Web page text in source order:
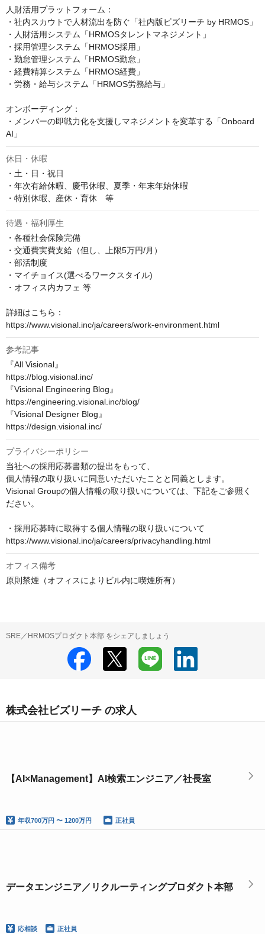
人財活用プラットフォーム：
・社内スカウトで人材流出を防ぐ「社内版ビズリーチ by HRMOS」
・人財活用システム「HRMOSタレントマネジメント」
・採用管理システム「HRMOS採用」
・勤怠管理システム「HRMOS勤怠」
・経費精算システム「HRMOS経費」
・労務・給与システム「HRMOS労務給与」
オンボーディング：
・メンバーの即戦力化を支援しマネジメントを変革する「Onboard
AI」
休日・休暇
・土・日・祝日
・年次有給休暇、慶弔休暇、夏季・年末年始休暇
・特別休暇、産休・育休　等
待遇・福利厚生
・各種社会保険完備
・交通費実費支給（但し、上限5万円/月）
・部活制度
・マイチョイス(選べるワークスタイル)
・オフィス内カフェ 等
詳細はこちら：
https://www.visional.inc/ja/careers/work-environment.html
参考記事
『All Visional』
https://blog.visional.inc/
『Visional Engineering Blog』
https://engineering.visional.inc/blog/
『Visional Designer Blog』
https://design.visional.inc/
プライバシーポリシー
当社への採用応募書類の提出をもって、
個人情報の取り扱いに同意いただいたことと同義とします。
Visional Groupの個人情報の取り扱いについては、下記をご参照く
ださい。
・採用応募時に取得する個人情報の取り扱いについて
https://www.visional.inc/ja/careers/privacyhandling.html
オフィス備考
原則禁煙（オフィスによりビル内に喫煙所有）
SRE／HRMOSプロダクト本部 をシェアしましょう
株式会社ビズリーチ の求人
【AI×Management】AI検索エンジニア／社長室
年収700万円 〜 1200万円 正社員
データエンジニア／リクルーティングプロダクト本部
応相談 正社員